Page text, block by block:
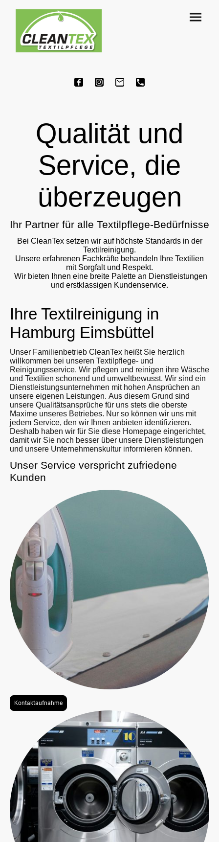
Ihr Partner für alle Textilpflege-Bedürfnisse
Qualität und
Service, die
überzeugen
Bei CleanTex setzen wir auf höchste Standards in der
Textilreinigung.
Unsere erfahrenen Fachkräfte behandeln Ihre Textilien
mit Sorgfalt und Respekt.
Wir bieten Ihnen eine breite Palette an Dienstleistungen
und erstklassigen Kundenservice.
Ihre Textilreinigung in
Hamburg Eimsbüttel
Unser Service verspricht zufriedene
Kunden
Unser Familienbetrieb CleanTex heißt Sie herzlich
willkommen bei unseren Textilpflege- und
Reinigungsservice. Wir pflegen und reinigen ihre Wäsche
und Textilien schonend und umweltbewusst. Wir sind ein
Dienstleistungsunternehmen mit hohen Ansprüchen an
unsere eigenen Leistungen. Aus diesem Grund sind
unsere Qualitätsansprüche für uns stets die oberste
Maxime unseres Betriebes. Nur so können wir uns mit
jedem Service, den wir Ihnen anbieten identifizieren.
Deshalb haben wir für Sie diese Homepage eingerichtet,
damit wir Sie noch besser über unsere Dienstleistungen
und unsere Unternehmenskultur informieren können.
Kontaktaufnahme